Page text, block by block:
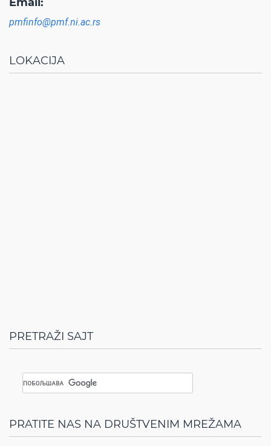
pmfinfo@pmf.ni.ac.rs
LOKACIJA
PRETRAŽI SAJT
PRATITE NAS NA DRUŠTVENIM MREŽAMA